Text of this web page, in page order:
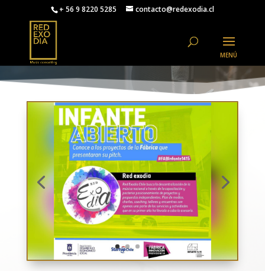
+ 56 9 8220 5285 contacto@redexodia.cl